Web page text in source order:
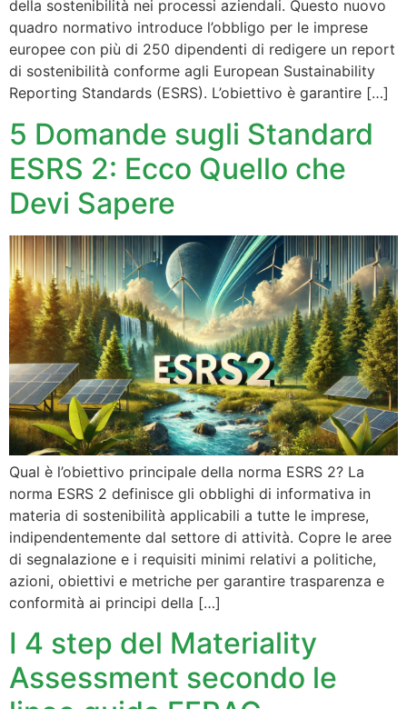
della sostenibilità nei processi aziendali. Questo nuovo
quadro normativo introduce l’obbligo per le imprese
europee con più di 250 dipendenti di redigere un report
di sostenibilità conforme agli European Sustainability
Reporting Standards (ESRS). L’obiettivo è garantire […]
5 Domande sugli Standard
ESRS 2: Ecco Quello che
Devi Sapere
Qual è l’obiettivo principale della norma ESRS 2? La
norma ESRS 2 definisce gli obblighi di informativa in
materia di sostenibilità applicabili a tutte le imprese,
indipendentemente dal settore di attività. Copre le aree
di segnalazione e i requisiti minimi relativi a politiche,
azioni, obiettivi e metriche per garantire trasparenza e
conformità ai principi della […]
I 4 step del Materiality
Assessment secondo le